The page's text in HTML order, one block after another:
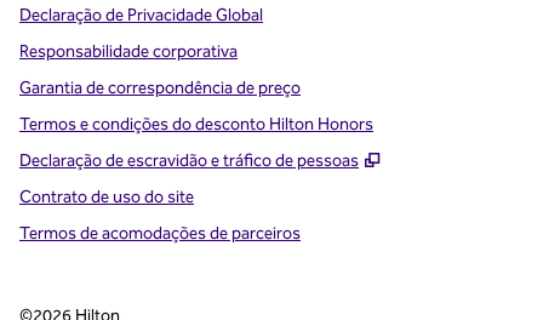
Declaração de Privacidade Global
Responsabilidade corporativa
Garantia de correspondência de preço
Termos e condições do desconto Hilton Honors
Declaração de escravidão e tráfico de pessoas
,
Contrato de uso do site
Termos de acomodações de parceiros
©2026 Hilton